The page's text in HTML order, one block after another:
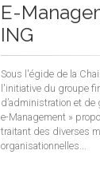
E-
ING
Sous l'égide de la
l'initiative du groupe
d’administration et de
e-Management »
traitant des diverses
organisationnelles...